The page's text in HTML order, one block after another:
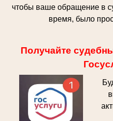
чтобы ваше обращение в
время, было
Получайте